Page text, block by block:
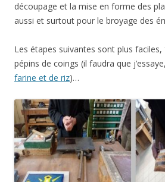
découpage et la mise en forme des
aussi et surtout pour le broyage des
Les étapes suivantes sont plus
pépins de coings (il faudra que
farine et de riz)…